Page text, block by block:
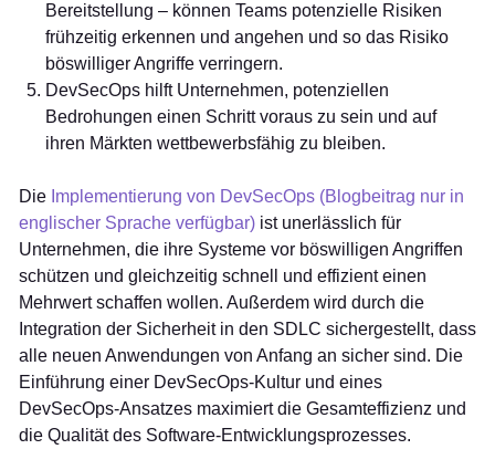
Bereitstellung – können Teams potenzielle Risiken
frühzeitig erkennen und angehen und so das Risiko
böswilliger Angriffe verringern.
DevSecOps hilft Unternehmen, potenziellen
Bedrohungen einen Schritt voraus zu sein und auf
ihren Märkten wettbewerbsfähig zu bleiben.
Die Implementierung von DevSecOps (Blogbeitrag nur in
englischer Sprache verfügbar) ist unerlässlich für
Unternehmen, die ihre Systeme vor böswilligen Angriffen
schützen und gleichzeitig schnell und effizient einen
Mehrwert schaffen wollen. Außerdem wird durch die
Integration der Sicherheit in den SDLC sichergestellt, dass
alle neuen Anwendungen von Anfang an sicher sind. Die
Einführung einer DevSecOps-Kultur und eines
DevSecOps-Ansatzes maximiert die Gesamteffizienz und
die Qualität des Software-Entwicklungsprozesses.